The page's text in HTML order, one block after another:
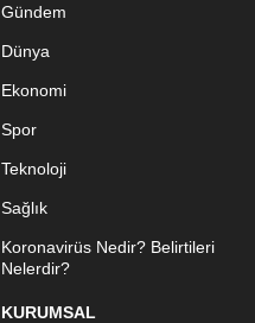
Gündem
Dünya
Ekonomi
Spor
Teknoloji
Sağlık
Koronavirüs Nedir? Belirtileri
Nelerdir?
KURUMSAL